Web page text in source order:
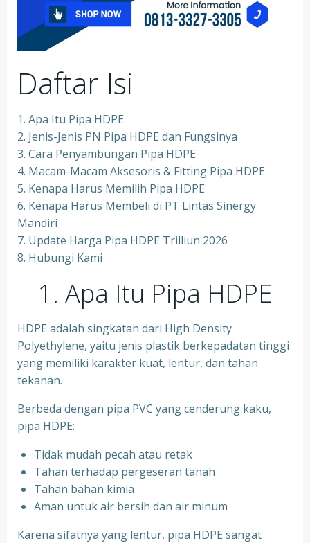
Daftar Isi
1. Apa Itu Pipa HDPE
2. Jenis-Jenis PN Pipa HDPE dan Fungsinya
3. Cara Penyambungan Pipa HDPE
4. Macam-Macam Aksesoris & Fitting Pipa HDPE
5. Kenapa Harus Memilih Pipa HDPE
6. Kenapa Harus Membeli di PT Lintas Sinergy
Mandiri
7. Update Harga Pipa HDPE Trilliun 2026
8. Hubungi Kami
1. Apa Itu Pipa HDPE
HDPE adalah singkatan dari High Density
Polyethylene, yaitu jenis plastik berkepadatan tinggi
yang memiliki karakter kuat, lentur, dan tahan
tekanan.
Berbeda dengan pipa PVC yang cenderung kaku,
pipa HDPE:
Tidak mudah pecah atau retak
Tahan terhadap pergeseran tanah
Tahan bahan kimia
Aman untuk air bersih dan air minum
Karena sifatnya yang lentur, pipa HDPE sangat